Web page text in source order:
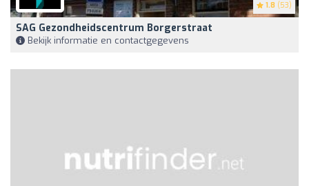
1.8 (53)
SAG Gezondheidscentrum Borgerstraat
Bekijk informatie en contactgegevens